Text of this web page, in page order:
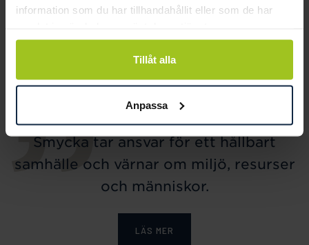
information som du har tillhandahållit eller som de har
Tillåt alla
Anpassa
Lily and Rose
Emily pearl bracelet -
Mockberg
Ines Earring
Pris
499 kr
Smycka tar ansvar för ett hållbart
samhälle och värnar om miljö, resurser
och människor.
LÄS MER